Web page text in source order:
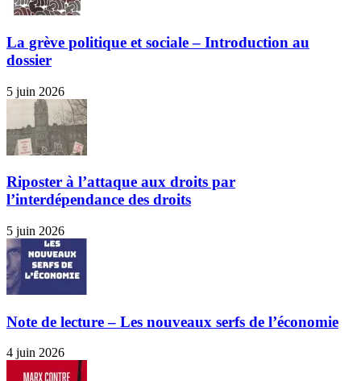
La grève politique et sociale – Introduction au
dossier
5 juin 2026
Riposter à l’attaque aux droits par
l’interdépendance des droits
5 juin 2026
Note de lecture – Les nouveaux serfs de l’économie
4 juin 2026